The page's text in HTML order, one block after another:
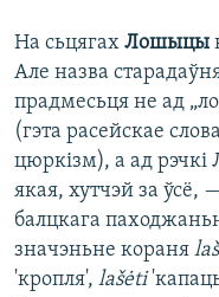
На сьцягах Лошыцы
Але назва
прадмесьця не ад
(гэта расейскае
цюркізм), а ад
якая, хутчэй за ўсё,
балцкага
значэньне кораня laš
'кропля', lašėti